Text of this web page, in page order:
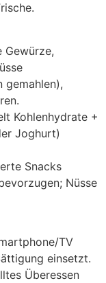
Gewürze,
gemahlen),
Kohlenhydrate +
Joghurt)
Snacks
Nüsse
TV
einsetzt.
Überessen